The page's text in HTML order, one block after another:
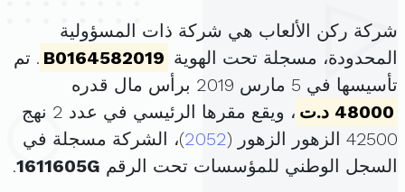
شركة ركن الألعاب هي شركة ذات المسؤولية
المحدودة، مسجلة تحت الهوية B0164582019 . تم
تأسيسها في 5 مارس 2019 برأس مال قدره
48000 د.ت
، ويقع مقرها الرئيسي في عدد 2 نهج
42500 الزهور الزهور (
2052)، الشركة مسجلة في
السجل الوطني للمؤسسات تحت الرقم 1611605G
.